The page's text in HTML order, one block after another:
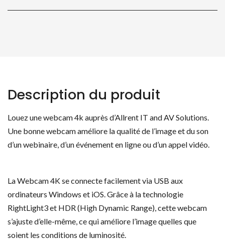
Description du produit
Louez une webcam 4k auprès d’Allrent IT and AV Solutions.
Une bonne webcam améliore la qualité de l’image et du son
d’un webinaire, d’un événement en ligne ou d’un appel vidéo.
La Webcam 4K se connecte facilement via USB aux
ordinateurs Windows et iOS. Grâce à la technologie
RightLight3 et HDR (High Dynamic Range), cette webcam
s’ajuste d’elle-même, ce qui améliore l’image quelles que
soient les conditions de luminosité.